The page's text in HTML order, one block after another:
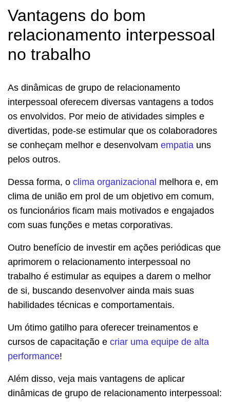
Vantagens do bom
relacionamento interpessoal
no trabalho
As dinâmicas de grupo de relacionamento
interpessoal oferecem diversas vantagens a todos
os envolvidos. Por meio de atividades simples e
divertidas, pode-se estimular que os colaboradores
se conheçam melhor e desenvolvam empatia uns
pelos outros.
Dessa forma, o clima organizacional melhora e, em
clima de união em prol de um objetivo em comum,
os funcionários ficam mais motivados e engajados
com suas funções e metas corporativas.
Outro benefício de investir em ações periódicas que
aprimorem o relacionamento interpessoal no
trabalho é estimular as equipes a darem o melhor
de si, buscando desenvolver ainda mais suas
habilidades técnicas e comportamentais.
Um ótimo gatilho para oferecer treinamentos e
cursos de capacitação e criar uma equipe de alta
performance!
Além disso, veja mais vantagens de aplicar
dinâmicas de grupo de relacionamento interpessoal: